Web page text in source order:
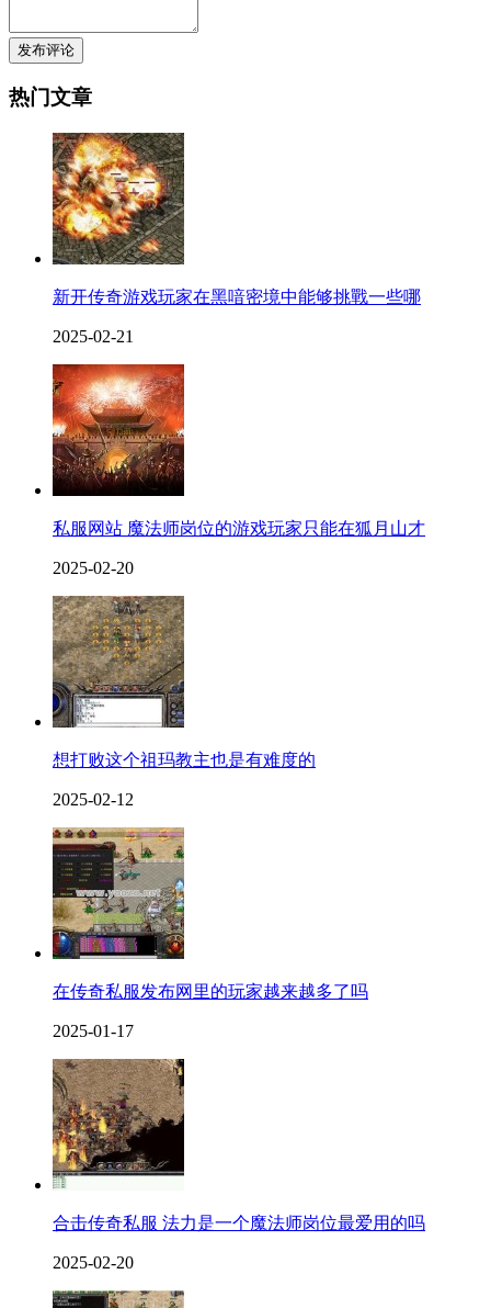
发布评论
热门文章
新开传奇游戏玩家在黑喑密境中能够挑戰一些哪
2025-02-21
私服网站 魔法师岗位的游戏玩家只能在狐月山才
2025-02-20
想打败这个祖玛教主也是有难度的
2025-02-12
在传奇私服发布网里的玩家越来越多了吗
2025-01-17
合击传奇私服 法力是一个魔法师岗位最爱用的吗
2025-02-20